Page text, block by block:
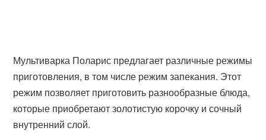
Мультиварка Поларис предлагает различные режимы
приготовления, в том числе режим запекания. Этот
режим позволяет приготовить разнообразные блюда,
которые приобретают золотистую корочку и сочный
внутренний слой.